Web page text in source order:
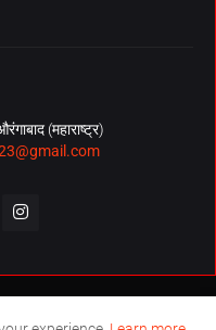
(महाराष्ट्र)
Focus India Policy